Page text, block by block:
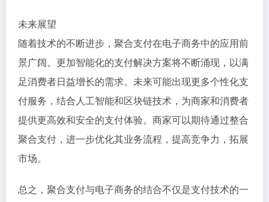
未来展望
随着技术的不断进步，聚合支付在电子商务中的应用前
景广阔。更加智能化的支付解决方案将不断涌现，以满
足消费者日益增长的需求。未来可能出现更多个性化支
付服务，结合人工智能和区块链技术，为商家和消费者
提供更高效和安全的支付体验。商家可以期待通过整合
聚合支付，进一步优化其业务流程，提高竞争力，拓展
市场。
总之，聚合支付与电子商务的结合不仅是支付技术的一